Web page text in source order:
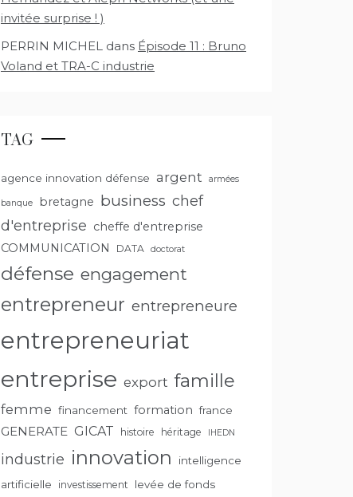
invitée surprise ! )
PERRIN MICHEL dans Épisode 11 : Bruno
Voland et TRA-C industrie
TAG
agence innovation défense argent armées
banque bretagne business chef
d'entreprise cheffe d'entreprise
COMMUNICATION
DATA doctorat
défense engagement
entrepreneur entrepreneure
entrepreneuriat
entreprise export famille
femme financement formation france
GENERATE GICAT histoire héritage IHEDN
industrie innovation
intelligence
artificielle
investissement levée de fonds